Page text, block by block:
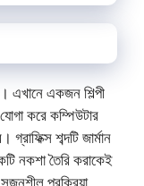
এখানে একজন শিল্পী
করে কম্পিউটার
শব্দটি জার্মান
নকশা তৈরি করাকেই